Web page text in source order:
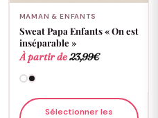
MAMAN & ENFANTS
Sweat Papa Enfants « On est
inséparable »
À partir de23,99€
Sélectionner les